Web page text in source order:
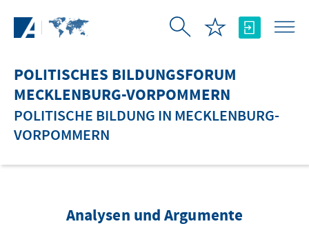
POLITISCHES BILDUNGSFORUM
MECKLENBURG-VORPOMMERN
POLITISCHE BILDUNG IN MECKLENBURG-
VORPOMMERN
Analysen und Argumente